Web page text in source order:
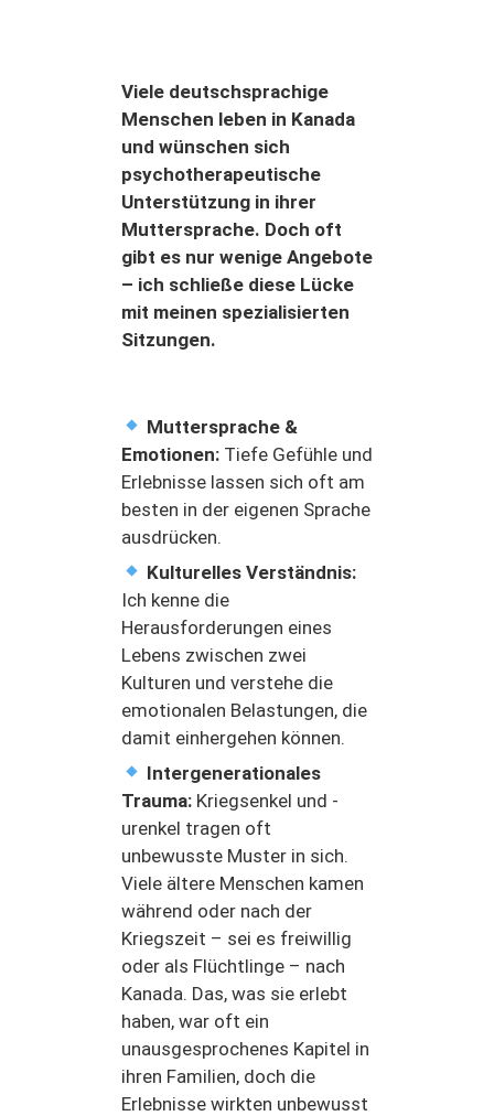
Viele deutschsprachige
Menschen leben in Kanada
und wünschen sich
psychotherapeutische
Unterstützung in ihrer
Muttersprache. Doch oft
gibt es nur wenige Angebote
– ich schließe diese Lücke
mit meinen spezialisierten
Sitzungen.
Muttersprache &
Emotionen: Tiefe Gefühle und
Erlebnisse lassen sich oft am
besten in der eigenen Sprache
ausdrücken.
Kulturelles Verständnis:
Ich kenne die
Herausforderungen eines
Lebens zwischen zwei
Kulturen und verstehe die
emotionalen Belastungen, die
damit einhergehen können.
Intergenerationales
Trauma: Kriegsenkel und -
urenkel tragen oft
unbewusste Muster in sich.
Viele ältere Menschen kamen
während oder nach der
Kriegszeit – sei es freiwillig
oder als Flüchtlinge – nach
Kanada. Das, was sie erlebt
haben, war oft ein
unausgesprochenes Kapitel in
ihren Familien, doch die
Erlebnisse wirkten unbewusst